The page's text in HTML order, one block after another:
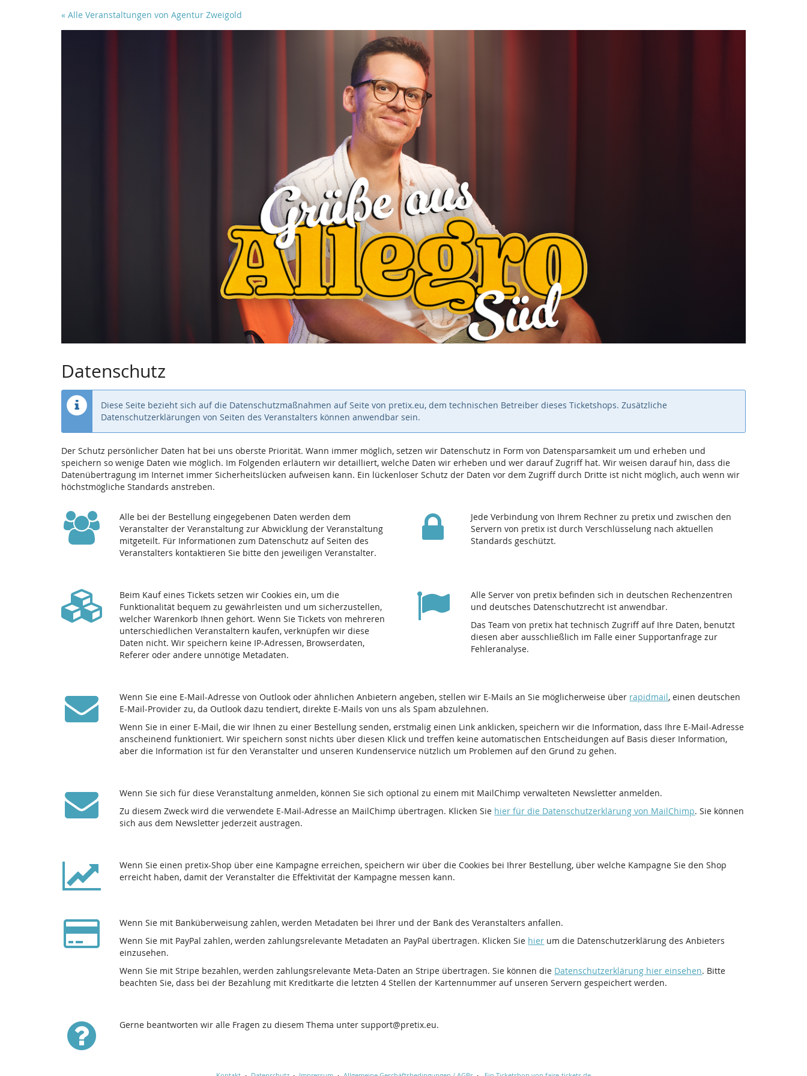
« Alle Veranstaltungen von Agentur Zweigold
Datenschutz
Diese Seite bezieht sich auf die Datenschutzmaßnahmen auf Seite von pretix.eu, dem technischen Betreiber dieses Ticketshops. Zusätzliche
Datenschutzerklärungen von Seiten des Veranstalters können anwendbar sein.
Der Schutz persönlicher Daten hat bei uns oberste Priorität. Wann immer möglich, setzen wir Datenschutz in Form von Datensparsamkeit um und erheben und
speichern so wenige Daten wie möglich. Im Folgenden erläutern wir detailliert, welche Daten wir erheben und wer darauf Zugriff hat. Wir weisen darauf hin, dass die
Datenübertragung im Internet immer Sicherheitslücken aufweisen kann. Ein lückenloser Schutz der Daten vor dem Zugriff durch Dritte ist nicht möglich, auch wenn wir
höchstmögliche Standards anstreben.
Alle bei der Bestellung eingegebenen Daten werden dem
Veranstalter der Veranstaltung zur Abwicklung der Veranstaltung
mitgeteilt. Für Informationen zum Datenschutz auf Seiten des
Veranstalters kontaktieren Sie bitte den jeweiligen Veranstalter.
Jede Verbindung von Ihrem Rechner zu pretix und zwischen den
Servern von pretix ist durch Verschlüsselung nach aktuellen
Standards geschützt.
Beim Kauf eines Tickets setzen wir Cookies ein, um die
Funktionalität bequem zu gewährleisten und um sicherzustellen,
welcher Warenkorb Ihnen gehört. Wenn Sie Tickets von mehreren
unterschiedlichen Veranstaltern kaufen, verknüpfen wir diese
Daten nicht. Wir speichern keine IP-Adressen, Browserdaten,
Referer oder andere unnötige Metadaten.
Alle Server von pretix befinden sich in deutschen Rechenzentren
und deutsches Datenschutzrecht ist anwendbar.
Das Team von pretix hat technisch Zugriff auf Ihre Daten, benutzt
diesen aber ausschließlich im Falle einer Supportanfrage zur
Fehleranalyse.
Wenn Sie eine E-Mail-Adresse von Outlook oder ähnlichen Anbietern angeben, stellen wir E-Mails an Sie möglicherweise über rapidmail, einen deutschen
E-Mail-Provider zu, da Outlook dazu tendiert, direkte E-Mails von uns als Spam abzulehnen.
Wenn Sie in einer E-Mail, die wir Ihnen zu einer Bestellung senden, erstmalig einen Link anklicken, speichern wir die Information, dass Ihre E-Mail-Adresse
anscheinend funktioniert. Wir speichern sonst nichts über diesen Klick und treffen keine automatischen Entscheidungen auf Basis dieser Information,
aber die Information ist für den Veranstalter und unseren Kundenservice nützlich um Problemen auf den Grund zu gehen.
Wenn Sie sich für diese Veranstaltung anmelden, können Sie sich optional zu einem mit MailChimp verwalteten Newsletter anmelden.
Zu diesem Zweck wird die verwendete E-Mail-Adresse an MailChimp übertragen. Klicken Sie hier für die Datenschutzerklärung von MailChimp. Sie können
sich aus dem Newsletter jederzeit austragen.
Wenn Sie einen pretix-Shop über eine Kampagne erreichen, speichern wir über die Cookies bei Ihrer Bestellung, über welche Kampagne Sie den Shop
erreicht haben, damit der Veranstalter die Effektivität der Kampagne messen kann.
Wenn Sie mit Banküberweisung zahlen, werden Metadaten bei Ihrer und der Bank des Veranstalters anfallen.
Wenn Sie mit PayPal zahlen, werden zahlungsrelevante Metadaten an PayPal übertragen. Klicken Sie hier um die Datenschutzerklärung des Anbieters
einzusehen.
Wenn Sie mit Stripe bezahlen, werden zahlungsrelevante Meta-Daten an Stripe übertragen. Sie können die Datenschutzerklärung hier einsehen. Bitte
beachten Sie, dass bei der Bezahlung mit Kreditkarte die letzten 4 Stellen der Kartennummer auf unseren Servern gespeichert werden.
Gerne beantworten wir alle Fragen zu diesem Thema unter support@pretix.eu.